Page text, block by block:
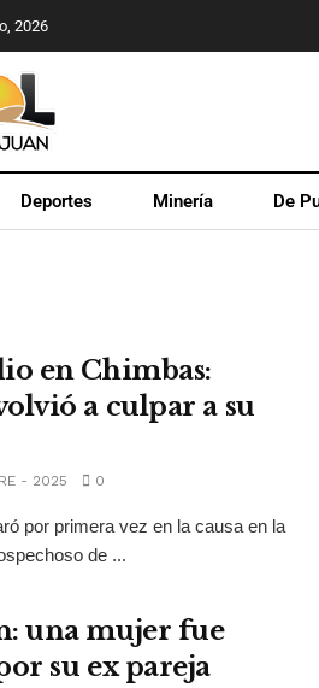
2026
Deportes Minería De
en Chimbas:
a culpar a su
- 2025 0
por primera vez en la causa en la
de ...
una mujer fue
su ex pareja